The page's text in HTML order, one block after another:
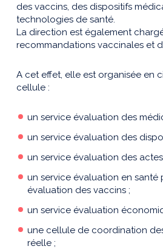
des vaccins, des dispositifs
technologies de santé.
La direction est également
recommandations vaccinales et
A cet effet, elle est organisée en
cellule :
un service évaluation des
un service évaluation des
un service évaluation des
un service évaluation en santé
évaluation des vaccins ;
un service évaluation
une cellule de coordination
réelle ;